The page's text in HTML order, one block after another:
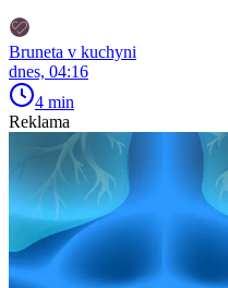
Bruneta v kuchyni
dnes, 04:16
4 min
Reklama